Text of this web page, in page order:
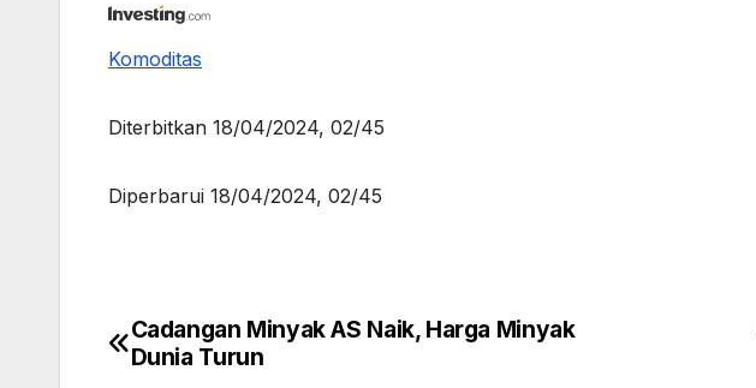
Komoditas
Diterbitkan 18/04/2024, 02/45
Diperbarui 18/04/2024, 02/45
Post
Cadangan Minyak AS Naik, Harga Minyak
Dunia Turun